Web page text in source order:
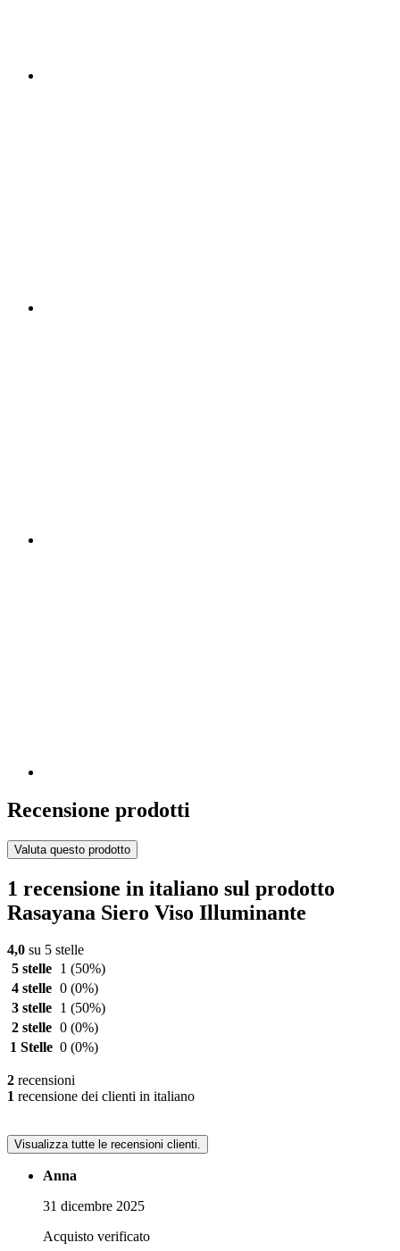
Recensione prodotti
Valuta questo prodotto
1 recensione in italiano sul prodotto
Rasayana Siero Viso Illuminante
4,0 su 5 stelle
5 stelle
1 (50%)
4 stelle 0 (0%)
3 stelle
1 (50%)
2 stelle 0 (0%)
1 Stelle 0 (0%)
2 recensioni
1 recensione dei clienti in italiano
Visualizza tutte le recensioni clienti.
Anna
31 dicembre 2025
Acquisto verificato